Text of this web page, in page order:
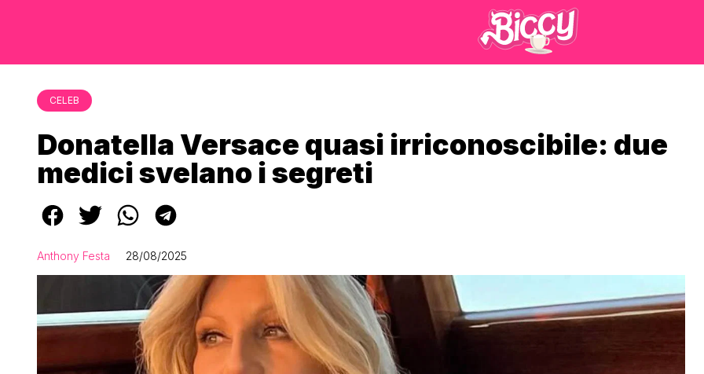
CELEB
Donatella Versace quasi irriconoscibile: due
medici svelano i segreti
Anthony Festa 28/08/2025